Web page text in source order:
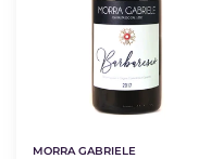
MORRA GABRIELE